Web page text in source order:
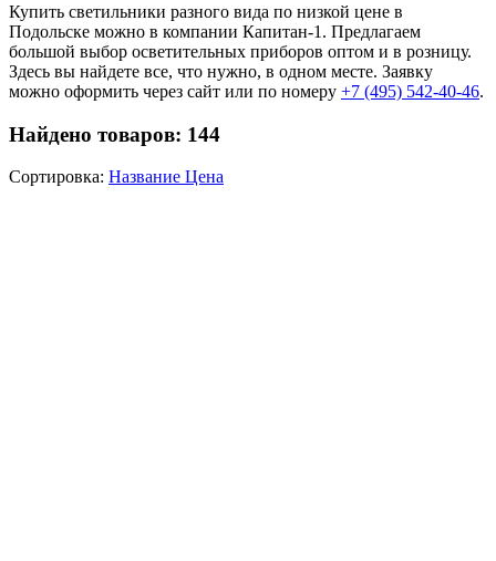
Купить светильники разного вида по низкой цене в
Подольске можно в компании Капитан-1. Предлагаем
большой выбор осветительных приборов оптом и в розницу.
Здесь вы найдете все, что нужно, в одном месте. Заявку
можно оформить через сайт или по номеру +7 (495) 542-40-46.
Найдено товаров: 144
Сортировка: Название Цена